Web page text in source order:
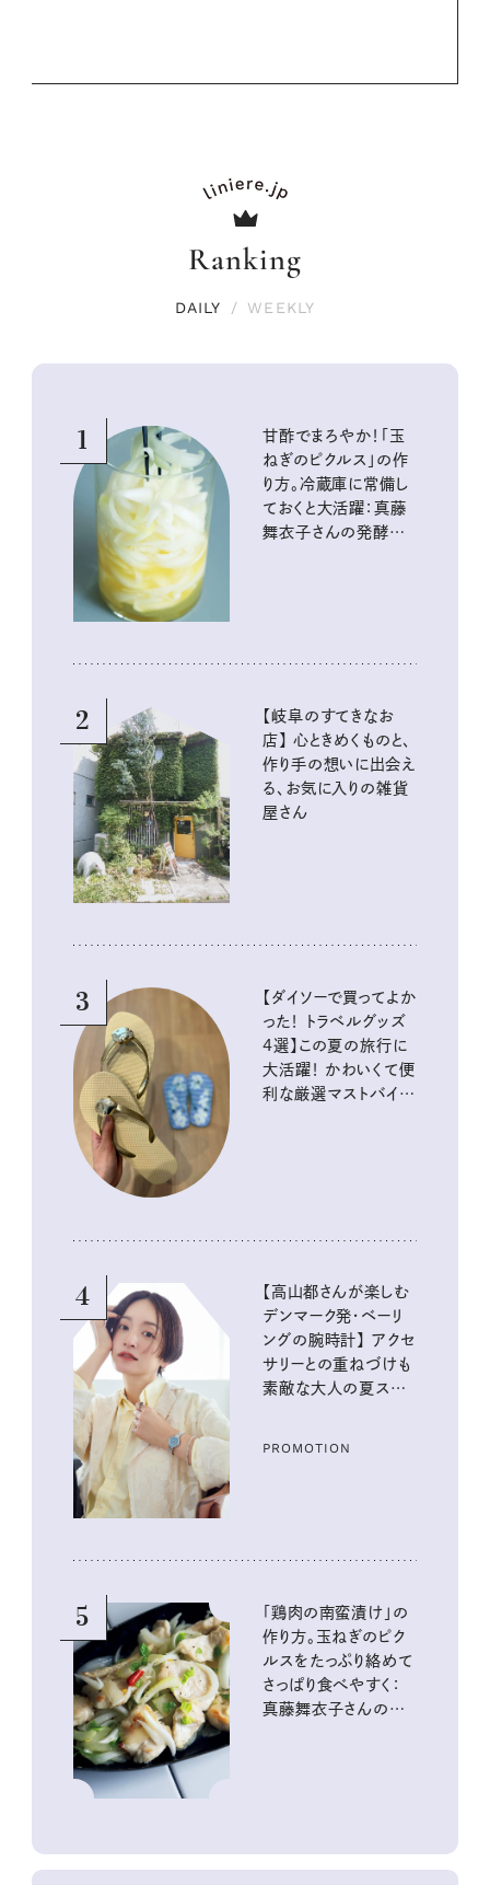
Ranking
DAILY / WEEKLY
1
甘酢でまろやか！「玉
ねぎのピクルス」の作
り方。冷蔵庫に常備し
ておくと大活躍：真藤
舞衣子さんの発酵と
2
【岐阜のすてきなお
店】 心ときめくものと、
作り手の想いに出会え
る、お気に入りの雑貨
屋さん
3
【ダイソーで買ってよか
った！ トラベルグッズ
4選】この夏の旅行に
大活躍！ かわいくて便
利な厳選マストバイア
4
【高山都さんが楽しむ
デンマーク発・ベーリ
ングの腕時計】 アクセ
サリーとの重ねづけも
素敵な大人の夏スタイ
PROMOTION
5
「鶏肉の南蛮漬け」の
作り方。玉ねぎのピク
ルスをたっぷり絡めて
さっぱり食べやすく：
真藤舞衣子さんの発